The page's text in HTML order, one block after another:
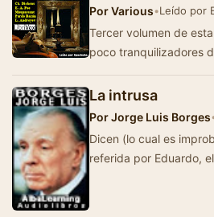
PorVarious•Leído por
Tercer volumen de
poco tranquilizadores
La intrusa
PorJorge Luis Borges
Dicen (lo cual es
referida por Eduardo, el menor de los Nelson, en